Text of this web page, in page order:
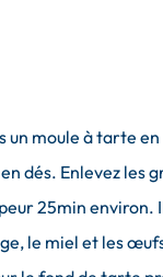
un moule à tarte
dés. Enlevez les
25min
le miel et les